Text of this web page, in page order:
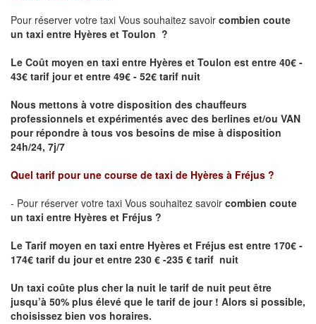
Pour réserver votre taxi Vous souhaitez savoir combien coute
un taxi entre Hyères et Toulon ?
Le Coût moyen en taxi entre Hyères et Toulon est entre 40€ -
43€ tarif jour et entre 49€ - 52€ tarif nuit
Nous mettons à votre disposition des chauffeurs
professionnels et expérimentés avec des berlines et/ou VAN
pour répondre à tous vos besoins de mise à disposition
24h/24, 7j/7
Quel tarif pour une course de taxi de Hyères à Fréjus ?
- Pour réserver votre taxi Vous souhaitez savoir combien coute
un taxi entre Hyères et Fréjus ?
Le Tarif moyen en taxi entre Hyères et Fréjus est entre 170€ -
174€ tarif du jour et entre 230 € -235 € tarif nuit
Un taxi coûte plus cher la nuit le tarif de nuit peut être
jusqu’à 50% plus élevé que le tarif de jour ! Alors si possible,
choisissez bien vos horaires.